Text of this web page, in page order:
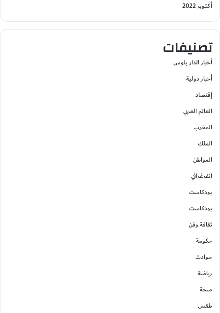
أكتوبر 2022
تصنيفات
أخبار الدار بلوس
أخبار دولية
إقتصاد
العالم العربي
المغرب
الملك
المواطن
انفرغرافي
بودكاست
بودكاست
ثقافة وفن
حكومة
حوادت
رياضة
صحة
طقس